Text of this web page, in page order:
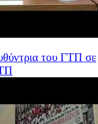
του ΓΤΠ σε